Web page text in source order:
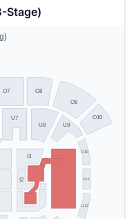
Stage)
O10
O9
O8
O7
U12
U11
U10
U9
U8
U7
I3
I2